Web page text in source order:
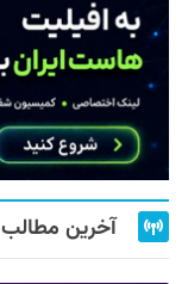
آخرین مطالب